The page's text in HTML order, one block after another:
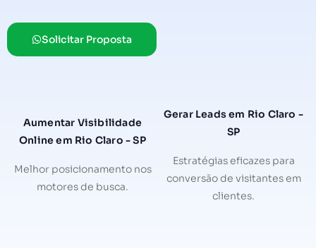
Solicitar Proposta
Aumentar Visibilidade
Online em Rio Claro - SP
Melhor posicionamento nos
motores de busca.
Gerar Leads em Rio Claro -
SP
Estratégias eficazes para
conversão de visitantes em
clientes.